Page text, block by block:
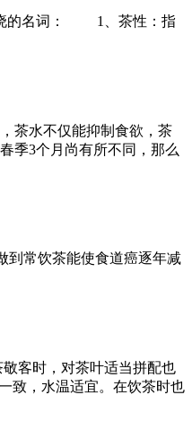
晓的名词： 1、茶性：指
茶水不仅能抑制食欲，茶
季3个月尚有所不同，那么
常饮茶能使食道癌逐年减
客时，对茶叶适当拼配也
致，水温适宜。在饮茶时也